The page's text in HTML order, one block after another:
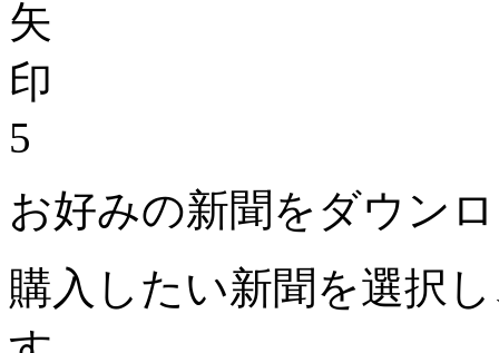
5
お好みの新聞をダウン
購入したい新聞を選択